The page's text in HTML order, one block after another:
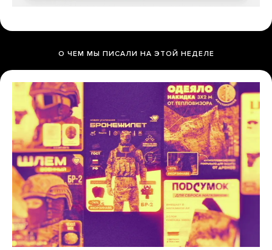
О ЧЕМ МЫ ПИСАЛИ НА ЭТОЙ НЕДЕЛЕ